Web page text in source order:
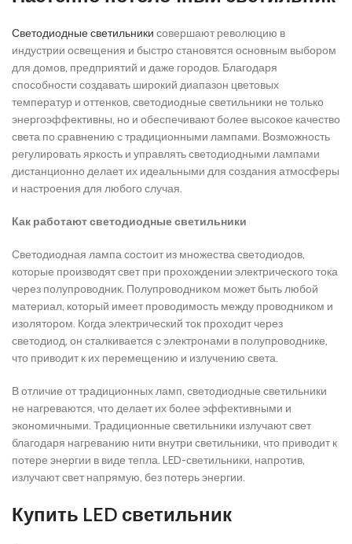
Светодиодные светильники совершают революцию в
индустрии освещения и быстро становятся основным выбором
для домов, предприятий и даже городов. Благодаря
способности создавать широкий диапазон цветовых
температур и оттенков, светодиодные светильники не только
энергоэффективны, но и обеспечивают более высокое качество
света по сравнению с традиционными лампами. Возможность
регулировать яркость и управлять светодиодными лампами
дистанционно делает их идеальными для создания атмосферы
и настроения для любого случая.
Как работают светодиодные светильники
Светодиодная лампа состоит из множества светодиодов,
которые производят свет при прохождении электрического тока
через полупроводник. Полупроводником может быть любой
материал, который имеет проводимость между проводником и
изолятором. Когда электрический ток проходит через
светодиод, он сталкивается с электронами в полупроводнике,
что приводит к их перемещению и излучению света.
В отличие от традиционных ламп, светодиодные светильники
не нагреваются, что делает их более эффективными и
экономичными. Традиционные светильники излучают свет
благодаря нагреванию нити внутри светильники, что приводит к
потере энергии в виде тепла. LED-светильники, напротив,
излучают свет напрямую, без потерь энергии.
Купить LED светильник